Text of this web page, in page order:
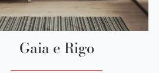
Gaia e Rigo